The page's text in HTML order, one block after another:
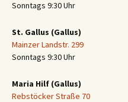
Sonntags 9:30 Uhr
St. Gallus (Gallus)
Mainzer Landstr. 299
Sonntags 9:30 Uhr
Maria Hilf (Gallus)
Rebstöcker Straße 70